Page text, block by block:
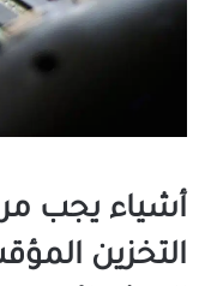
أشياء يجب
التخزين